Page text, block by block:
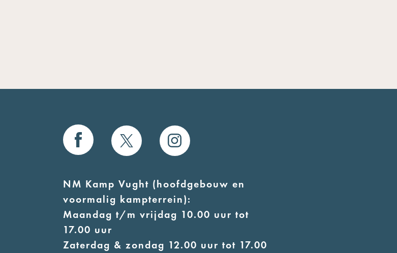
NM Kamp Vught (hoofdgebouw en
voormalig kampterrein):
Maandag t/m vrijdag 10.00 uur tot
17.00 uur
Zaterdag & zondag 12.00 uur tot 17.00